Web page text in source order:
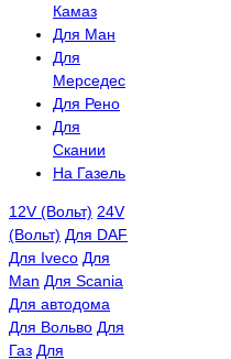
Камаз
Для Ман
Для
Мерседес
Для Рено
Для
Скании
На Газель
12V (Вольт) 24V
(Вольт) Для DAF
Для Iveco Для
Man Для Scania
Для автодома
Для Вольво Для
Газ Для